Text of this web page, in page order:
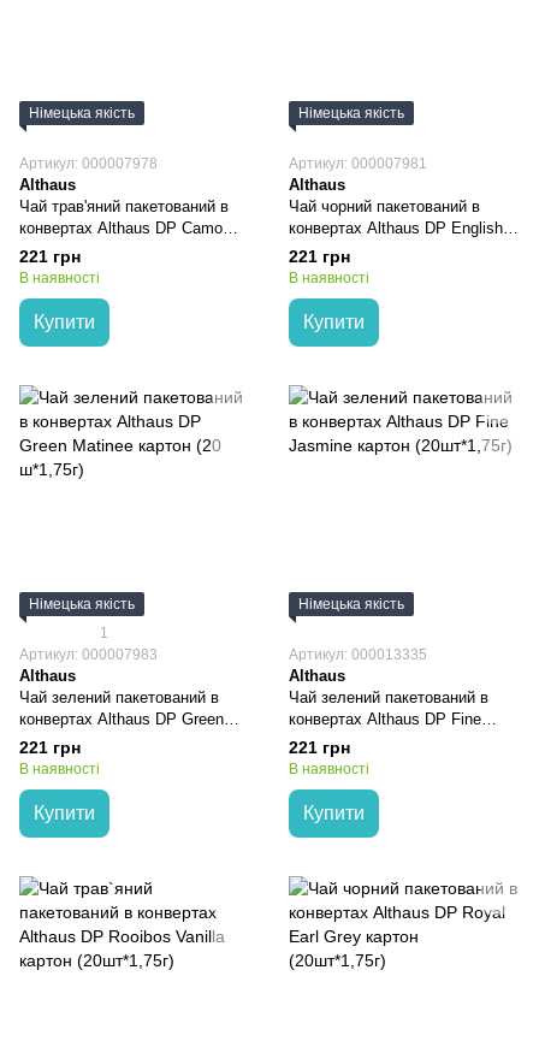
Німецька якість
Артикул: 000007978
Althaus
Чай трав'яний пакетований в
конвертах Althaus DP Camomile
Meadow картон (20шт*1,5г)
221 грн
В наявності
Купити
Німецька якість
Артикул: 000007981
Althaus
Чай чорний пакетований в
конвертах Althaus DP English
Breakfast картон (20шт*1,75г)
221 грн
В наявності
Купити
Німецька якість
1
Артикул: 000007983
Althaus
Чай зелений пакетований в
конвертах Althaus DP Green
Matinee картон (20 ш*1,75г)
221 грн
В наявності
Купити
Німецька якість
Артикул: 000013335
Althaus
Чай зелений пакетований в
конвертах Althaus DP Fine
Jasmine картон (20шт*1,75г)
221 грн
В наявності
Купити